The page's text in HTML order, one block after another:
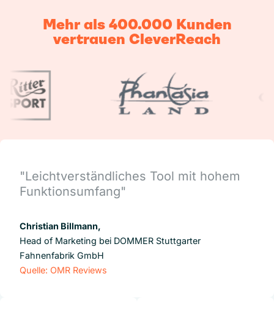
Mehr als 400.000 Kunden
vertrauen CleverReach
"Leichtverständliches Tool mit hohem
Funktionsumfang"
Christian Billmann,
Head of Marketing bei DOMMER Stuttgarter
Fahnenfabrik GmbH
Quelle: OMR Reviews